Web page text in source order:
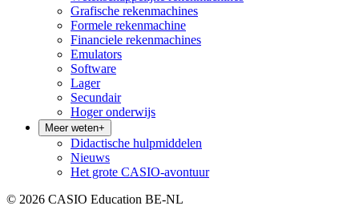
Grafische rekenmachines
Formele rekenmachine
Financiele rekenmachines
Emulators
Software
Lager
Secundair
Hoger onderwijs
Meer weten+
Didactische hulpmiddelen
Nieuws
Het grote CASIO-avontuur
© 2026 CASIO Education BE-NL